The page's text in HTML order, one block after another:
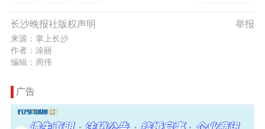
举报
长沙晚报社版权声明
来源：掌上长沙
作者：涂丽
编辑：周伟
广告